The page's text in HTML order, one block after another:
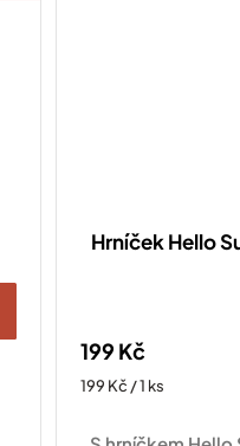
Hrníček Hello
199 Kč
Měrná
199 Kč / 1 ks